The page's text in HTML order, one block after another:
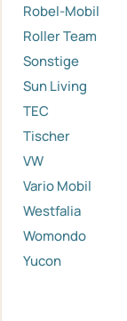
Robel-Mobil
Roller Team
Sonstige
Sun Living
TEC
Tischer
VW
Vario Mobil
Westfalia
Womondo
Yucon